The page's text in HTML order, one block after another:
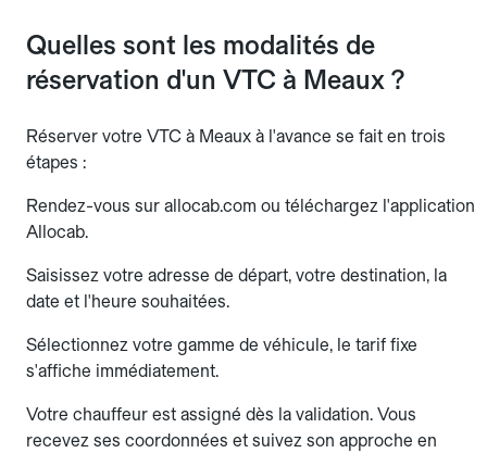
Quelles sont les modalités de
réservation d'un VTC à Meaux ?
Réserver votre VTC à Meaux à l'avance se fait en trois
étapes :
Rendez-vous sur allocab.com ou téléchargez l'application
Allocab.
Saisissez votre adresse de départ, votre destination, la
date et l'heure souhaitées.
Sélectionnez votre gamme de véhicule, le tarif fixe
s'affiche immédiatement.
Votre chauffeur est assigné dès la validation. Vous
recevez ses coordonnées et suivez son approche en